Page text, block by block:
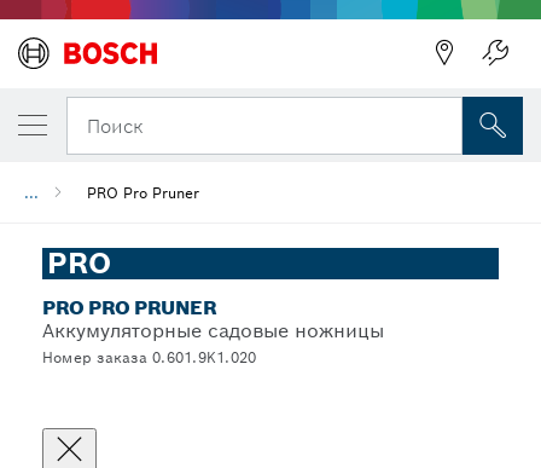
Поиск
... PRO Pro Pruner
PRO
PRO PRO PRUNER
Аккумуляторные садовые ножницы
Номер заказа 0.601.9K1.020